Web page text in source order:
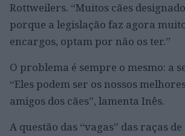
Rottweilers. “Muitos cães
porque a legislação faz agora
encargos, optam por não os ter.”
O problema é sempre o mesmo: a
“Eles podem ser os nossos
amigos dos cães”, lamenta Inês.
A questão das “vagas” das raças